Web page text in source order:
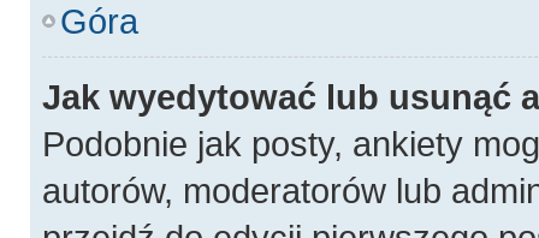
Góra
Jak wyedytować lub usunąć
Podobnie jak posty, ankiety
autorów, moderatorów lub